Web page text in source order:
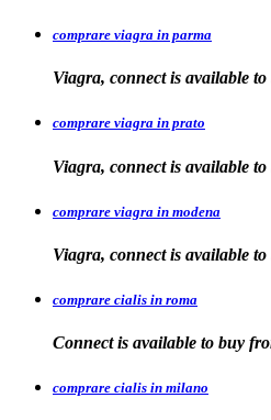
comprare viagra in parma
Viagra, connect is available
comprare viagra in prato
Viagra, connect is available to
comprare viagra in modena
Viagra, connect is available
comprare cialis in roma
Connect is available to buy
comprare cialis in milano